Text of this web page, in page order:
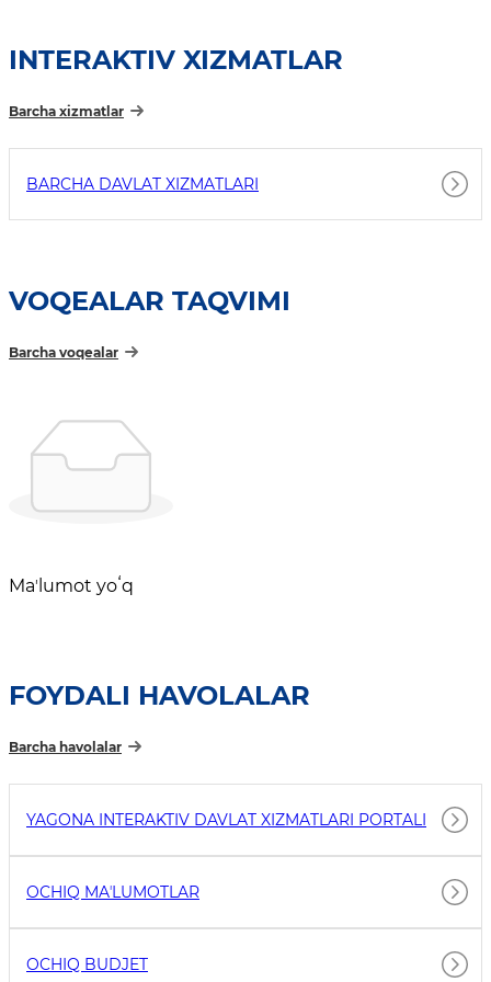
INTERAKTIV XIZMATLAR
Barcha xizmatlar
BARCHA DAVLAT XIZMATLARI
VOQEALAR TAQVIMI
Barcha voqealar
Maʼlumot yoʻq
FOYDALI HAVOLALAR
Barcha havolalar
YAGONA INTERAKTIV DAVLAT XIZMATLARI PORTALI
OCHIQ MAʼLUMOTLAR
OCHIQ BUDJET